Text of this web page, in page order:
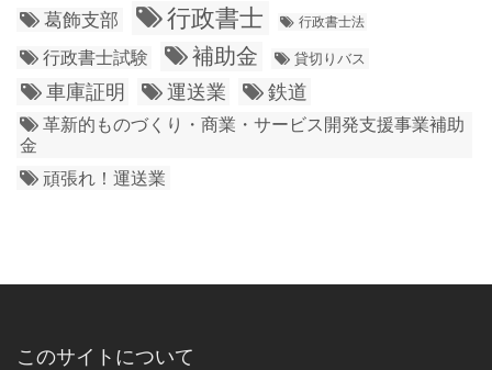
葛飾支部 行政書士 行政書士法
行政書士試験 補助金 貸切りバス
車庫証明 運送業 鉄道
革新的ものづくり・商業・サービス開発支援事業補助
金
頑張れ！運送業
このサイトについて